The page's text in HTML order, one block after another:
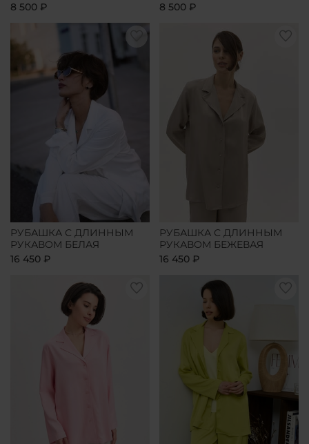
8 500 ₽
8 500 ₽
РУБАШКА С ДЛИННЫМ
РУКАВОМ БЕЛАЯ
16 450 ₽
РУБАШКА С ДЛИННЫМ
РУКАВОМ БЕЖЕВАЯ
16 450 ₽